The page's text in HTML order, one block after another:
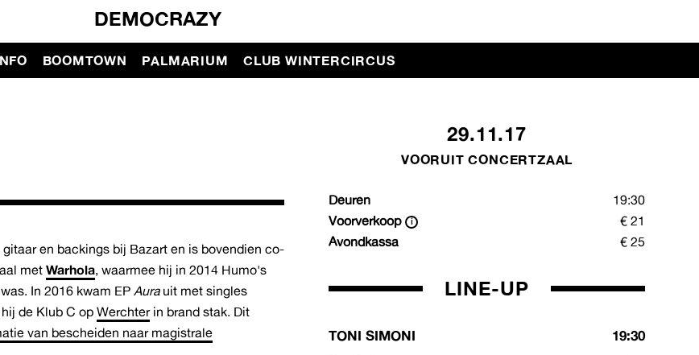
DEMOCRAZY
BOOMTOWN PALMARIUM CLUB WINTERCIRCUS
en backings bij Bazart en is bovendien co-
metWarhola, waarmee hij in 2014 Humo's
In 2016 kwam EPAurauit met singles
de Klub C opWerchterin brand stak. Dit
van bescheiden naar magistrale
29.11.17
VOORUIT CONCERTZAAL
Deuren
19:30
Voorverkoop
€ 21
Avondkassa
€ 25
LINE-UP
TONI SIMONI
19:30